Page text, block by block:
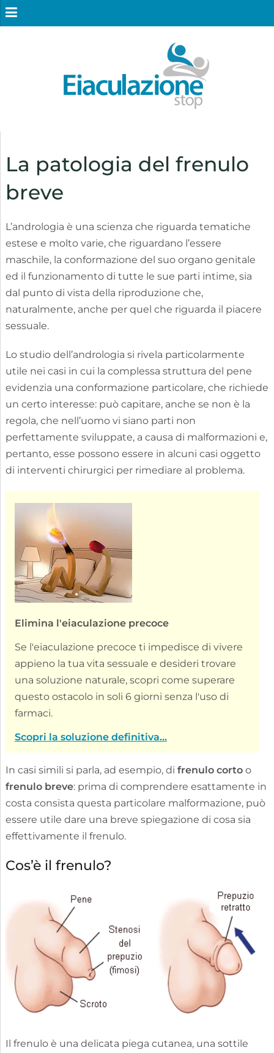
La patologia del frenulo
breve
L’andrologia è una scienza che riguarda tematiche
estese e molto varie, che riguardano l’essere
maschile, la conformazione del suo organo genitale
ed il funzionamento di tutte le sue parti intime, sia
dal punto di vista della riproduzione che,
naturalmente, anche per quel che riguarda il piacere
sessuale.
Lo studio dell’andrologia si rivela particolarmente
utile nei casi in cui la complessa struttura del pene
evidenzia una conformazione particolare, che richiede
un certo interesse: può capitare, anche se non è la
regola, che nell’uomo vi siano parti non
perfettamente sviluppate, a causa di malformazioni e,
pertanto, esse possono essere in alcuni casi oggetto
di interventi chirurgici per rimediare al problema.
Elimina l'eiaculazione precoce
Se l'eiaculazione precoce ti impedisce di vivere
appieno la tua vita sessuale e desideri trovare
una soluzione naturale, scopri come superare
questo ostacolo in soli 6 giorni senza l'uso di
farmaci.
Scopri la soluzione definitiva...
In casi simili si parla, ad esempio, di frenulo cortoo
frenulo breve: prima di comprendere esattamente in
costa consista questa particolare malformazione, può
essere utile dare una breve spiegazione di cosa sia
effettivamente il frenulo.
Cos’è il frenulo?
Il frenulo è una delicata piega cutanea, una sottile